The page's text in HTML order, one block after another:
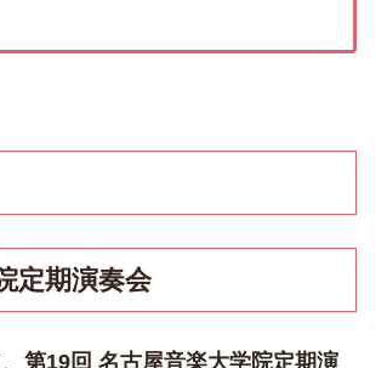
定期演奏会
第19回 名古屋音楽大学院定期演